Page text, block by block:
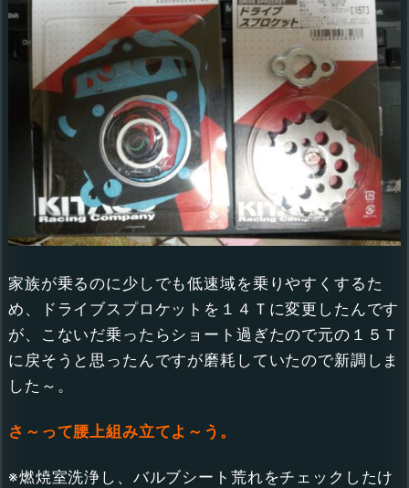
家族が乗るのに少しでも低速域を乗りやすくするた
め、ドライブスプロケットを１４Ｔに変更したんです
が、こないだ乗ったらショート過ぎたので元の１５Ｔ
に戻そうと思ったんですが磨耗していたので新調しま
した～。
さ～って腰上組み立てよ～う。
※燃焼室洗浄し、バルブシート荒れをチェックしたけ